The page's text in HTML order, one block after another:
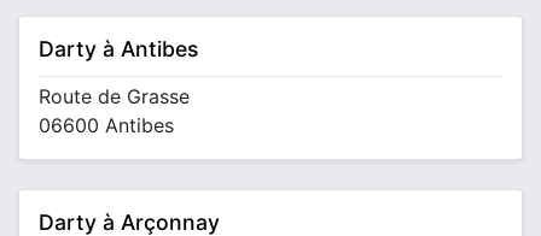
Darty à Antibes
Route de Grasse
06600 Antibes
Darty à Arçonnay